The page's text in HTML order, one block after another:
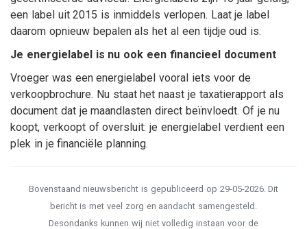
een label uit 2015 is inmiddels verlopen. Laat je label
daarom opnieuw bepalen als het al een tijdje oud is.
Je energielabel is nu ook een financieel document
Vroeger was een energielabel vooral iets voor de
verkoopbrochure. Nu staat het naast je taxatierapport als
document dat je maandlasten direct beïnvloedt. Of je nu
koopt, verkoopt of oversluit: je energielabel verdient een
plek in je financiële planning.
Bovenstaand nieuwsbericht is gepubliceerd op 29-05-2026. Dit
bericht is met veel zorg en aandacht samengesteld.
Desondanks kunnen wij niet volledig instaan voor de